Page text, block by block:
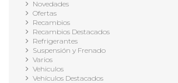
Novedades
Ofertas
Recambios
Recambios Destacados
Refrigerantes
Suspensión y Frenado
Varios
Vehiculos
Vehículos Destacados